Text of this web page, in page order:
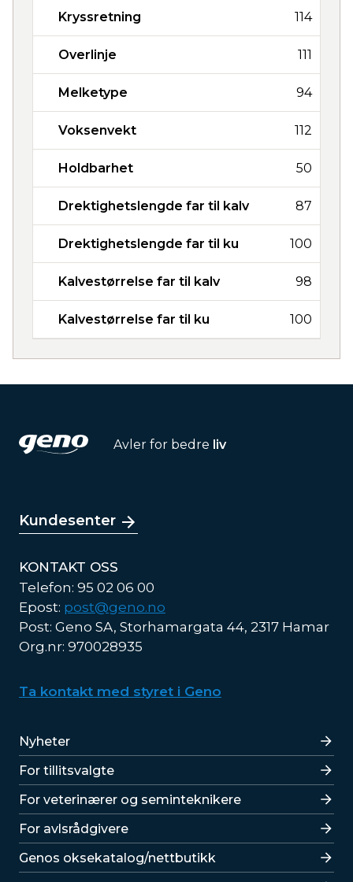
Kryssretning 114
Overlinje 111
Melketype 94
Voksenvekt 112
Holdbarhet 50
Drektighetslengde far til kalv 87
Drektighetslengde far til ku 100
Kalvestørrelse far til kalv 98
Kalvestørrelse far til ku 100
Avler for bedre liv
Kundesenter
KONTAKT OSS
Telefon: 95 02 06 00
Epost: post@geno.no
Post: Geno SA, Storhamargata 44, 2317 Hamar
Org.nr: 970028935
Ta kontakt med styret i Geno
Lenker
Nyheter
For tillitsvalgte
For veterinærer og seminteknikere
For avlsrådgivere
Lenker
Genos oksekatalog/nettbutikk